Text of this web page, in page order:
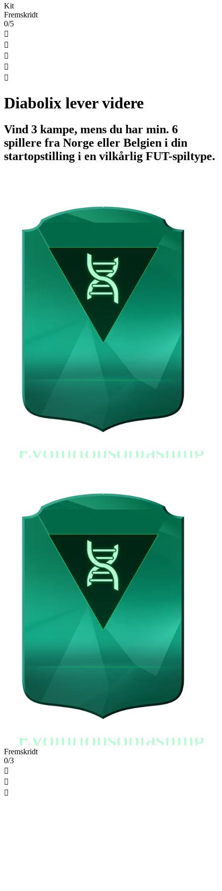
Kit
Fremskridt
0/5





Diabolix lever videre
Vind 3 kampe, mens du har min. 6
spillere fra Norge eller Belgien i din
startopstilling i en vilkårlig FUT-spiltype.
Evolutionsoplåsning
Evolutionsoplåsning
Fremskridt
0/3


